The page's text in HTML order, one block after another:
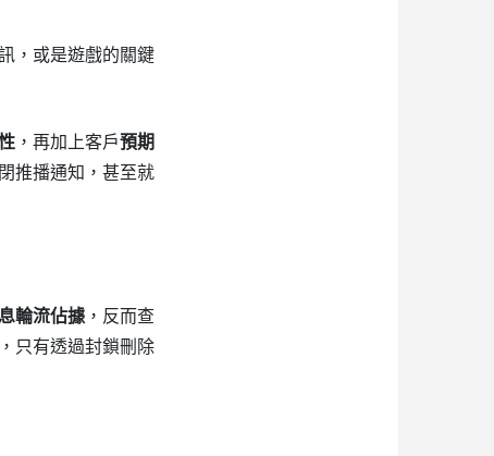
，或是遊戲的關鍵
，再加上客戶預期
推播通知，甚至就
輪流佔據 ，反而查
只有透過封鎖刪除